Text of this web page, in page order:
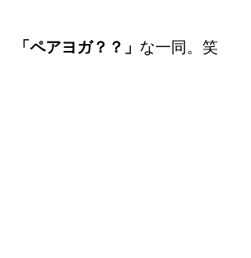
「ペアヨガ？？」 な一同。笑